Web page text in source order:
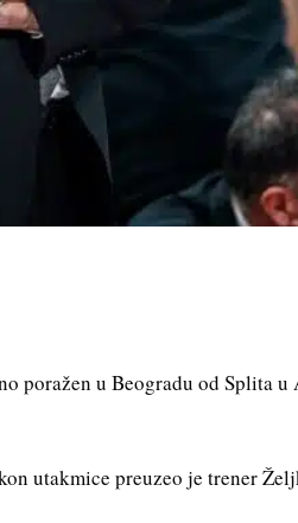
poražen u Beogradu od Splita
utakmice preuzeo je trener